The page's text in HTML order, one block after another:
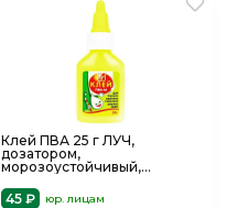
Клей ПВА 25 г ЛУЧ,
дозатором,
морозоустойчивый,
45 ₽
юр. лицам